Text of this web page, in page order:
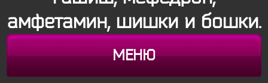
амфетамин, шишки и бошки.
МЕНЮ